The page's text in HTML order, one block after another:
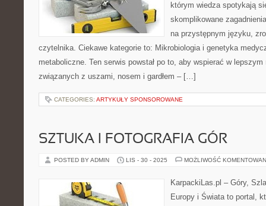
którym wiedza spotykają
skomplikowane
na przystępnym języku,
czytelnika. Ciekawe kategorie to: Mikrobiologia i genetyka
metaboliczne. Ten serwis powstał po to, aby wspierać w lepszym
związanych z uszami, nosem i gardłem – […]
CATEGORIES: ARTYKUŁY SPONSOROWANE
SZTUKA I FOTOGRAFIA GÓR
POSTED BY ADMIN LIS - 30 - 2025 MOŻLIWOŚĆ
KarpackiLas.pl – Góry,
Europy i Świata to portal,